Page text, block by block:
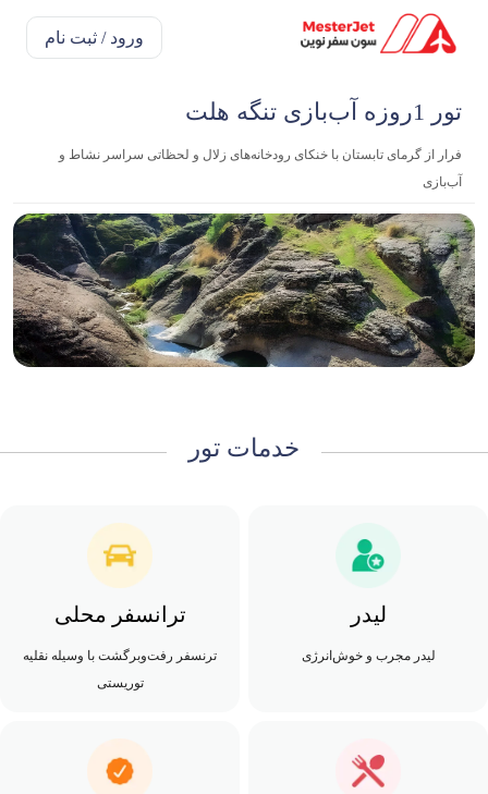
ورود / ثبت نام
تور 1روزه آب‌بازی تنگه هلت
فرار از گرمای تابستان با خنکای رودخانه‌های زلال و لحظاتی سراسر نشاط و
آب‌بازی
خدمات تور
لیدر
لیدر مجرب و خوش‌انرژی
ترانسفر محلی
ترنسفر رفت‌وبرگشت با وسیله نقلیه
توریستی